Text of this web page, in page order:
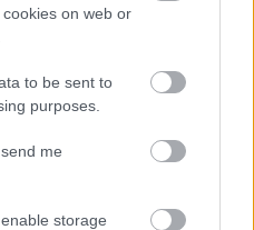
on web or
to be sent to
purposes.
me
storage